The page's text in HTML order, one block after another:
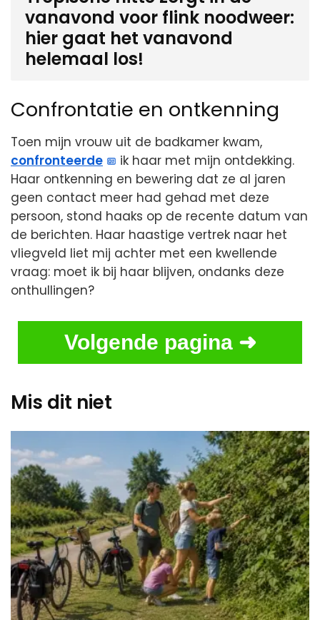
vanavond voor flink noodweer:
hier gaat het vanavond
helemaal los!
Confrontatie en ontkenning
Toen mijn vrouw uit de badkamer kwam,
confronteerde
ik haar met mijn ontdekking.
Haar ontkenning en bewering dat ze al jaren
geen contact meer had gehad met deze
persoon, stond haaks op de recente datum van
de berichten. Haar haastige vertrek naar het
vliegveld liet mij achter met een kwellende
vraag: moet ik bij haar blijven, ondanks deze
onthullingen?
Volgende pagina ➜
Mis dit niet